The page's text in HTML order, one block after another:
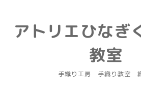
アトリエひな
教室
手織り工房 手織り教室